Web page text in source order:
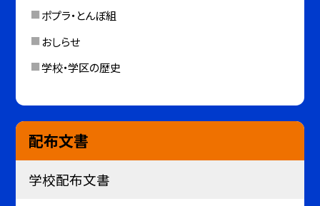
ポプラ・とんぼ組
おしらせ
学校・学区の歴史
配布文書
学校配布文書